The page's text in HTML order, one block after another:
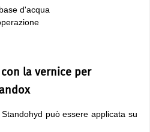
d'acqua
la vernice per
può essere applicata su